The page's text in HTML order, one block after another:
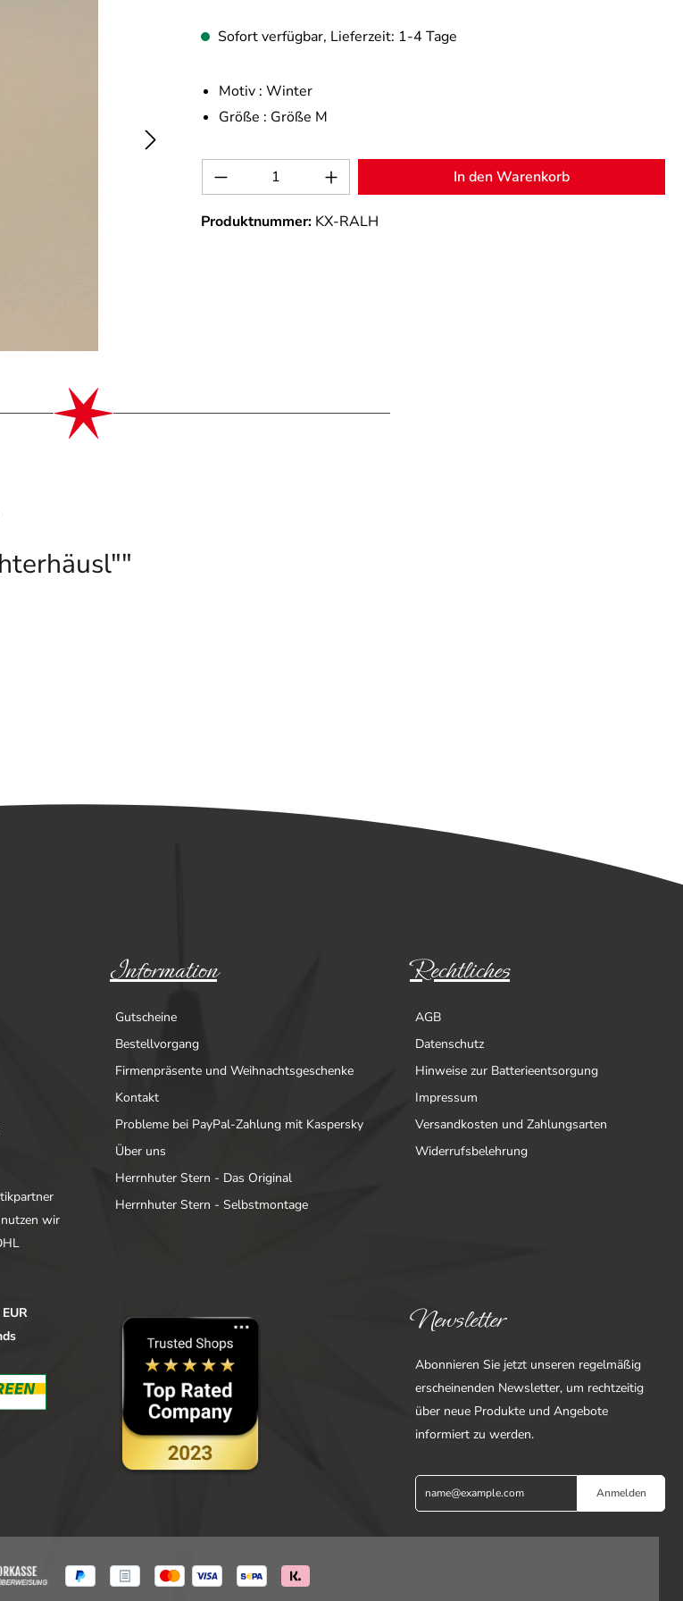
Sofort verfügbar, Lieferzeit: 1-4 Tage
Motiv : Winter
Größe : Größe M
Produkt Anzahl: Gib den gewünschten Wert ein
In den Warenkorb
Produktnummer: KX-RALH
Information
Gutscheine
Bestellvorgang
Firmenpräsente und Weihnachtsgeschenke
Kontakt
Probleme bei PayPal-Zahlung mit Kaspersky
Über uns
Herrnhuter Stern - Das Original
Herrnhuter Stern - Selbstmontage
Rechtliches
AGB
Datenschutz
Hinweise zur Batterieentsorgung
Impressum
Versandkosten und Zahlungsarten
Widerrufsbelehrung
wir
Newsletter
Abonnieren Sie jetzt unseren regelmäßig
erscheinenden Newsletter, um rechtzeitig
über neue Produkte und Angebote
informiert zu werden.
Anmelden